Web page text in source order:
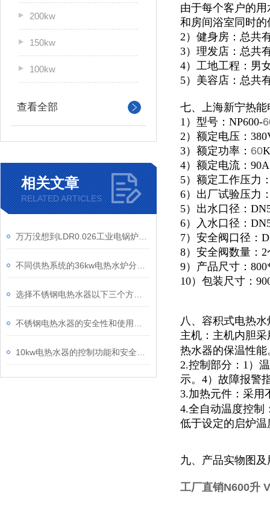
200kw
150kw
100kw
查看全部
相关文章
RELATED ARTICLES
由于每个客户的
和房间浴室同时的
2）健身房：总共
3）理发店：总共
4）工地工程：男
5）美容店：总共
七、上海新宁热
1）型号：NP600-
2）额定电压：
3）额定功率： 60
4）额定电流：90A
5）额定工作压力
6）出厂试验压力
5）出水口径：
6）入水口径：
7）安全阀口径：
8）安全阀数量：2
9）产品尺寸：
10）包装尺寸：
八、容积式电热
主机：主机内胆
热水器的保温性能
2.控制部分：1）
示。4）故障报警
3.加热元件：采用
4.全自动温度控制
低于设定的启炉
九、产品实物图
工厂直销N600升